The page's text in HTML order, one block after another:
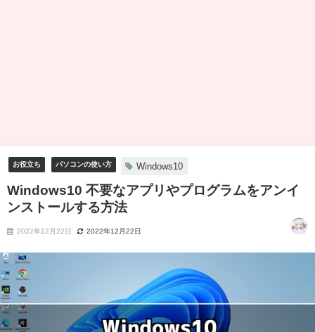
お役立ち パソコンの使い方 Windows10
Windows10 不要なアプリやプログラムをアンイ
ンストールする方法
2022年12月22日 2022年12月22日